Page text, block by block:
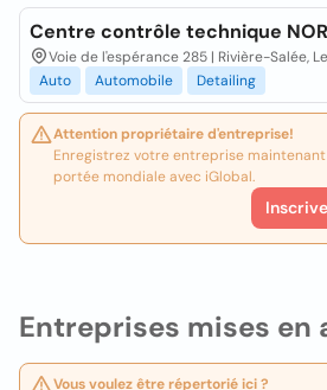
Entreprises mises en
Vous voulez être répertorié ici ?
Centre contrôle technique
Voie de l'espérance 285 | Rivière-Salée,
Auto
Automobile Detailing
Attention propriétaire d'entreprise!
Enregistrez votre entreprise
portée mondiale avec iGlobal.